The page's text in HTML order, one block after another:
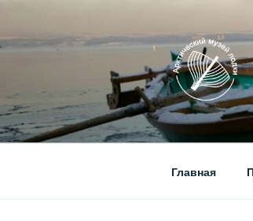
содержимому
Главная